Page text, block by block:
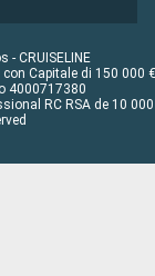
CRUISELINE
Capitale di 150 000 €
4000717380
RC RSA de 10 000